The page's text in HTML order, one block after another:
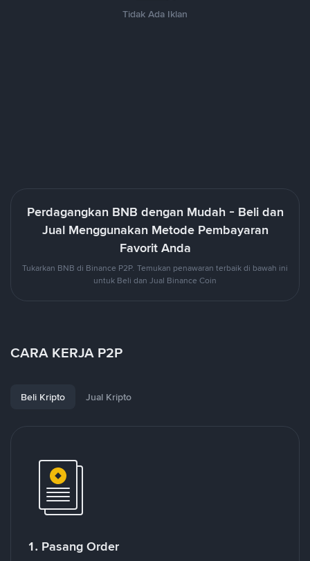
Tidak Ada Iklan
Perdagangkan BNB dengan Mudah - Beli dan
Jual Menggunakan Metode Pembayaran
Favorit Anda
Tukarkan BNB di Binance P2P. Temukan penawaran terbaik di bawah ini
untuk Beli dan Jual Binance Coin
CARA KERJA P2P
Beli Kripto Jual Kripto
1. Pasang Order